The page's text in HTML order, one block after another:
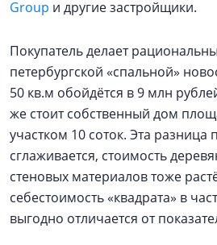
Group и другие застройщики.
Покупатель делает
петербургской «спальной»
50 кв.м обойдётся в 9 млн
же стоит собственный дом
участком 10 соток. Эта разница
сглаживается, стоимость
стеновых материалов тоже
себестоимость «квадрата» в
выгодно отличается от